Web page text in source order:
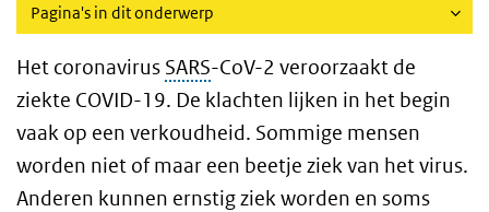
Pagina's in dit onderwerp
Het coronavirus SARS-CoV-2 veroorzaakt de
ziekte COVID-19. De klachten lijken in het begin
vaak op een verkoudheid. Sommige mensen
worden niet of maar een beetje ziek van het virus.
Anderen kunnen ernstig ziek worden en soms